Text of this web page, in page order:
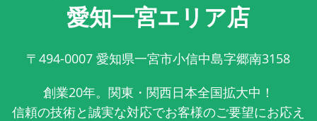
愛知一宮エリア店
〒494-0007 愛知県一宮市小信中島字郷南3158
創業20年。関東・関西日本全国拡大中！
信頼の技術と誠実な対応でお客様のご要望にお応え